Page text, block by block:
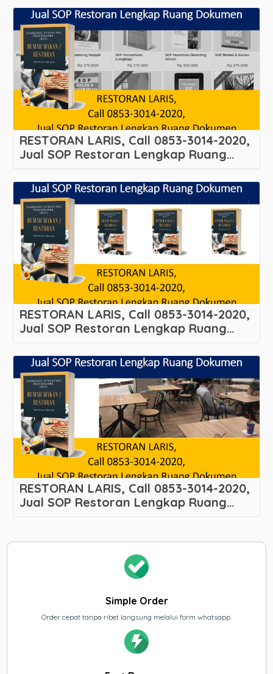
Melayani Tugurejo – Tugu – Kota
Semarang
RESTORAN LARIS, Call 0853-3014-2020,
Jual SOP Restoran Lengkap Ruang
Melayani Cibadak – Tanah Sareal –
Kota Bogor
RESTORAN LARIS, Call 0853-3014-2020,
Jual SOP Restoran Lengkap Ruang
Melayani Sukaasih – Tangerang – Kota
Tangerang
RESTORAN LARIS, Call 0853-3014-2020,
Jual SOP Restoran Lengkap Ruang
Administrasi Jakarta Barat
Simple Order
Order cepat tanpa ribet langsung melalui form whatsapp.